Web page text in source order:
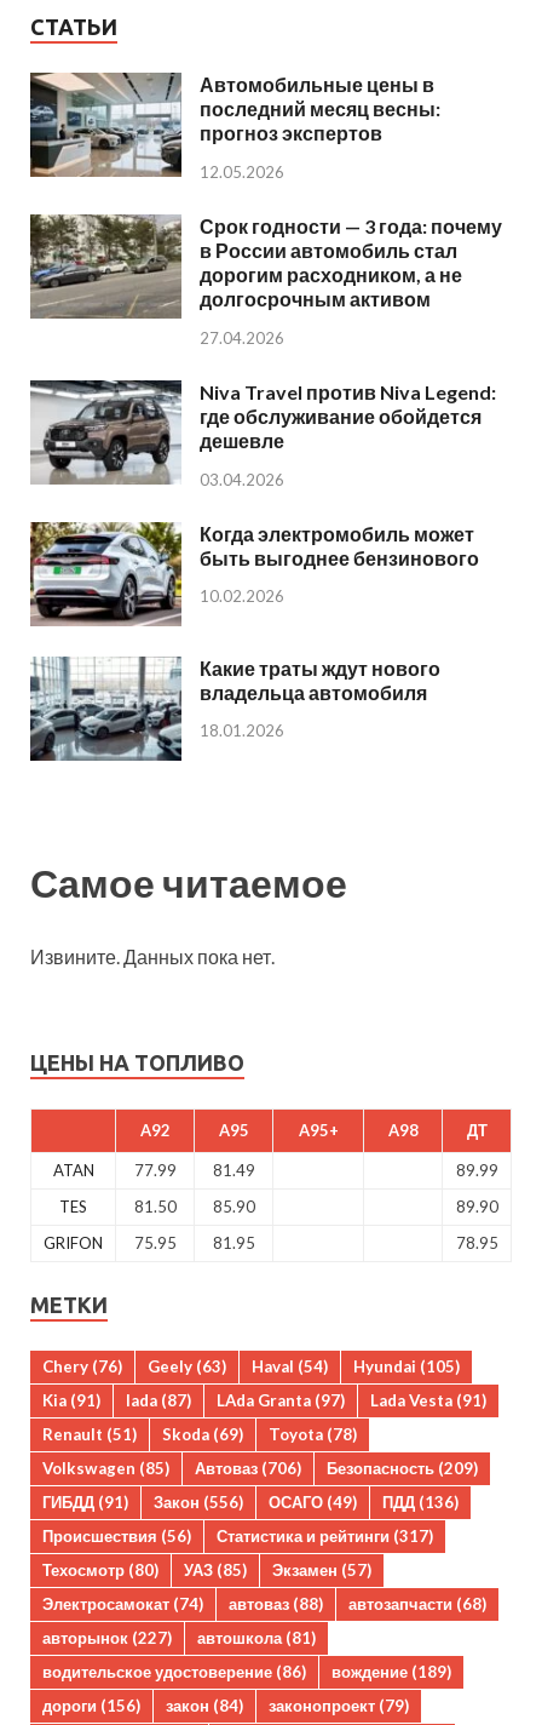
СТАТЬИ
Автомобильные цены в
последний месяц весны:
прогноз экспертов
12.05.2026
Срок годности — 3 года: почему
в России автомобиль стал
дорогим расходником, а не
долгосрочным активом
27.04.2026
Niva Travel против Niva Legend:
где обслуживание обойдется
дешевле
03.04.2026
Когда электромобиль может
быть выгоднее бензинового
10.02.2026
Какие траты ждут нового
владельца автомобиля
18.01.2026
Самое читаемое
Извините. Данных пока нет.
ЦЕНЫ НА ТОПЛИВО
A92 A95 A95+ A98 ДТ
ATAN 77.99 81.49
89.99
TES
81.50 85.90
89.90
GRIFON
75.95 81.95 78.95
МЕТКИ
Chery (76) Geely (63) Haval (54) Hyundai (105)
Kia (91) lada (87) LAda Granta (97) Lada Vesta (91)
Renault (51) Skoda (69) Toyota (78)
Volkswagen (85) Автоваз (706) Безопасность (209)
ГИБДД (91) Закон (556) ОСАГО (49) ПДД (136)
Происшествия (56) Статистика и рейтинги (317)
Техосмотр (80) УАЗ (85) Экзамен (57)
Электросамокат (74) автоваз (88) автозапчасти (68)
авторынок (227) автошкола (81)
водительское удостоверение (86) вождение (189)
дороги (156) закон (84) законопроект (79)